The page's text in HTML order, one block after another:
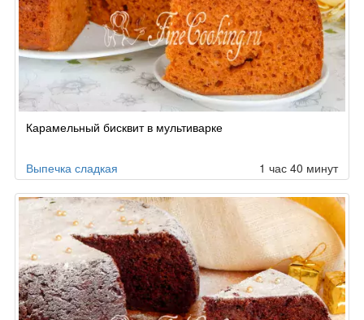
Карамельный бисквит в мультиварке
Выпечка сладкая 1 час 40 минут